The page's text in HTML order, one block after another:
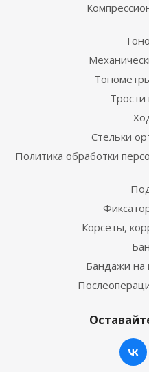
Трости
Стельки
Политика обработки
Корсеты,
Бандажи